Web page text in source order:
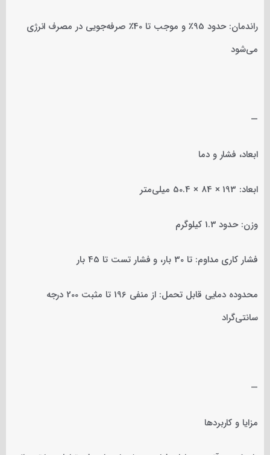
راندمان: حدود 95٪ و موجب تا 40٪ صرفه‌جویی در مصرف انرژی
می‌شود
—
ابعاد، فشار و دما
ابعاد: 193 × 84 × 50.4 میلی‌متر
وزن: حدود 1.3 کیلوگرم
فشار کاری مداوم: تا 30 بار، و فشار تست تا 45 بار
محدوده دمایی قابل تحمل: از منفی 196 تا مثبت 200 درجه
سانتی‌گراد
—
مزایا و کاربردها